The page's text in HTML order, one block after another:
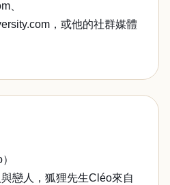
、
，或他的社群媒體
人，狐狸先生Cléo來自